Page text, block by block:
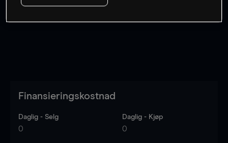
Kursene er veiledende.Log in
Finansieringskostnad
Daglig - Selg
0
Daglig - Kjøp
0